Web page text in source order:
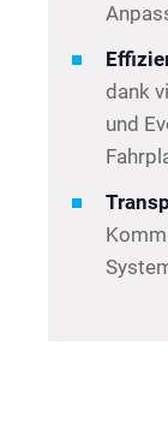
dank
und